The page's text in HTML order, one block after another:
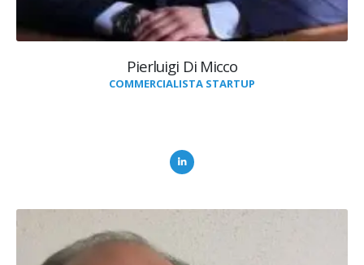
Pierluigi Di Micco
COMMERCIALISTA STARTUP